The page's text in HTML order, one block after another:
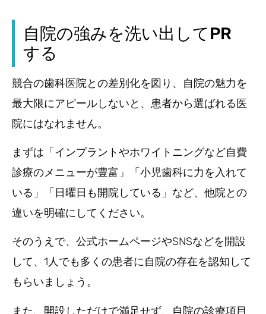
自院の強みを洗い出してPR
する
競合の歯科医院との差別化を図り、自院の魅力を
最大限にアピールしないと、患者から選ばれる医
院にはなれません。
まずは「インプラントやホワイトニングなど自費
診療のメニューが豊富」「小児歯科に力を入れて
いる」「日曜日も開院している」など、他院との
違いを明確にしてください。
そのうえで、公式ホームページやSNSなどを開設
して、1人でも多くの患者に自院の存在を認知して
もらいましょう。
また、開設しただけで満足せず、自院の診療項目